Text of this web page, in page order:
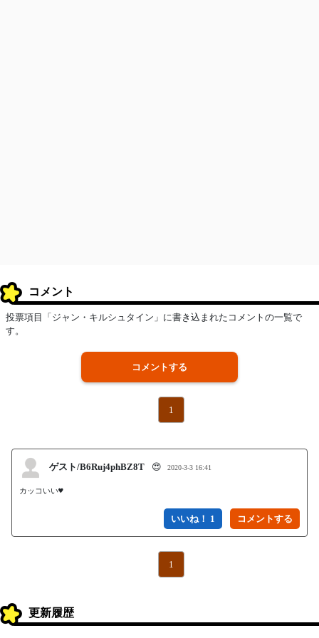
コメント
投票項目「ジャン・キルシュタイン」に書き込まれたコメントの一覧で
す。
コメントする
1
ゲスト/B6Ruj4phBZ8T 😍 2020-3-3 16:41
カッコいい♥
いいね！ 1
1
更新履歴